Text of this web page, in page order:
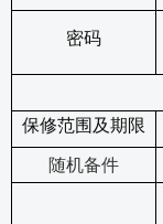
密码
保修范围及期限
随机备件